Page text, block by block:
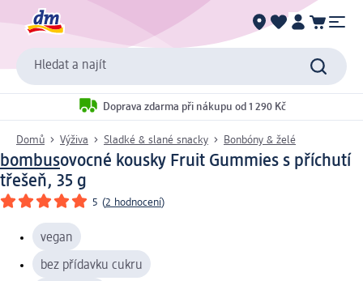
Hledat a najít
Doprava zdarma při nákupu od 1 290 Kč
Domů Výživa Sladké & slané snacky Bonbóny & želé
bombusovocné kousky Fruit Gummies s příchutí
třešeň, 35 g
5 (2 hodnocení)
vegan
bez přídavku cukru